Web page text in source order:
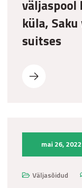
väljaspool
küla,
suitses
mai 26, 2022
Väljasõidud